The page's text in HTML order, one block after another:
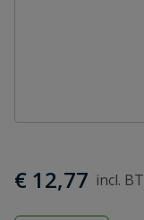
€ 12,77